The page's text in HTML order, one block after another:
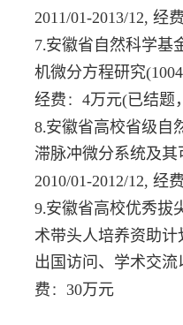
2011/01-2013/12, 经费
7.安徽省自然科学基
机微分方程研究
经费 ： 4万元(已结题
8.安徽省高校省级自
滞脉冲微分系统及其
2010/01-2012/12, 经费
9.安徽省高校优秀拔
术带头人培养资助计
出国访问、学术交
费 ： 30万元